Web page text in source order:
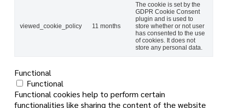
viewed_cookie_policy 11 months
The cookie is set by the
GDPR Cookie Consent
plugin and is used to
store whether or not user
has consented to the use
of cookies. It does not
store any personal data.
Functional
Functional
Functional cookies help to perform certain
functionalities like sharing the content of the website